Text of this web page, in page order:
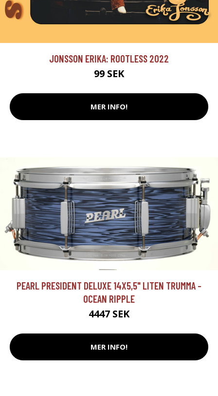
JONSSON ERIKA: ROOTLESS 2022
99 SEK
MER INFO!
PEARL PRESIDENT DELUXE 14X5,5" LITEN TRUMMA -
OCEAN RIPPLE
4447 SEK
MER INFO!